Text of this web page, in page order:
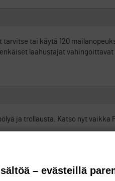
tai käytä 120
laahustajat
ja trollausta. Katso nyt vaikka
niitä putatessaan, toisin
– evästeillä